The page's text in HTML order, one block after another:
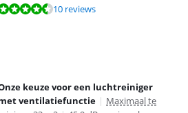
gebaseerd op 10 reviews.
10 reviews
keuze voor een luchtreiniger
ventilatiefunctie | Maximaal te